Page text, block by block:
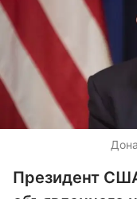
Президент